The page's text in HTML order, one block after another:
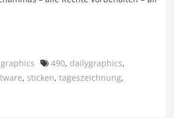
Tags
490, dailygraphics,
, sticken, tageszeichnung,